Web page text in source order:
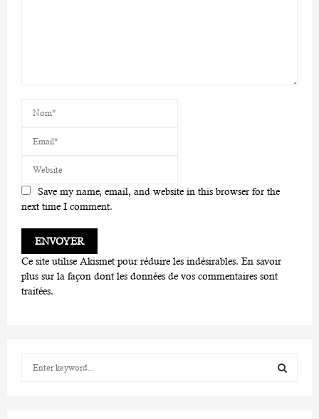
Save my name, email, and website in this browser for the
next time I comment.
Ce site utilise Akismet pour réduire les indésirables. En savoir
plus sur la façon dont les données de vos commentaires sont
traitées.